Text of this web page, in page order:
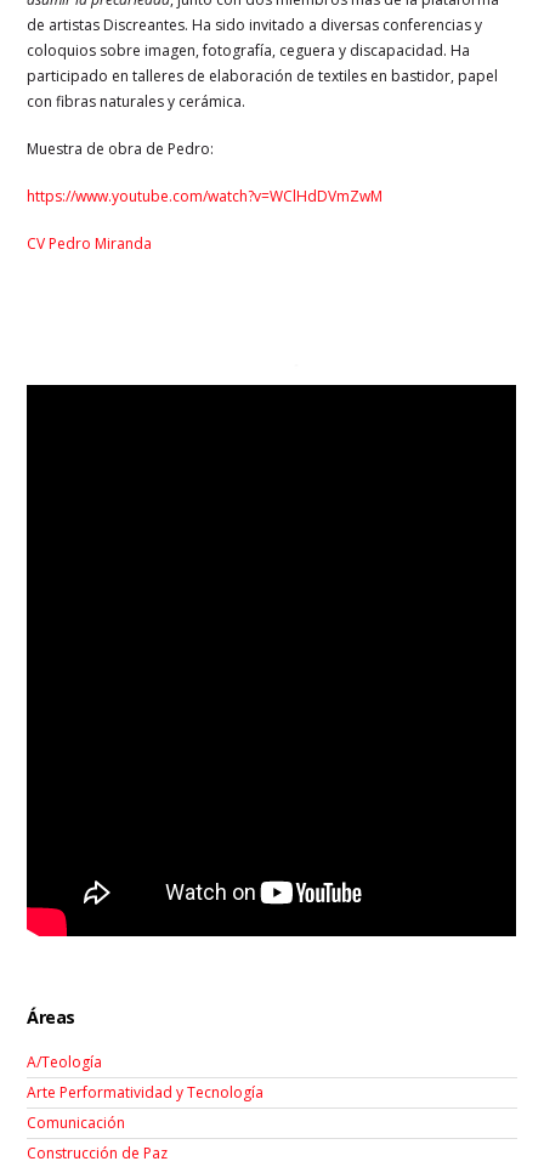
de artistas Discreantes. Ha sido invitado a diversas conferencias y
coloquios sobre imagen, fotografía, ceguera y discapacidad. Ha
participado en talleres de elaboración de textiles en bastidor, papel
con fibras naturales y cerámica.
Muestra de obra de Pedro:
https://www.youtube.com/watch?v=WClHdDVmZwM
CV Pedro Miranda
Áreas
A/Teología
Arte Performatividad y Tecnología
Comunicación
Construcción de Paz